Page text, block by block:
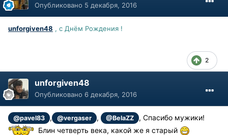
Опубликовано 5 декабря, 2016
unforgiven48 , с Днём Рождения !
2
unforgiven48
Опубликовано 6 декабря, 2016
@pavel83 , @vergaser , @BelaZZ
, Спасибо мужики!
Блин четверть века, какой же я старый